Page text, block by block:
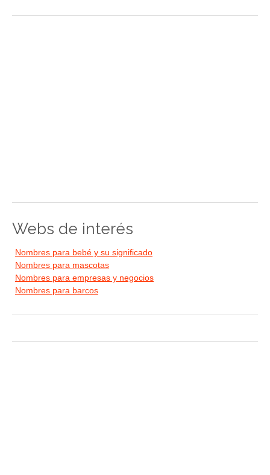
Webs de interés
Nombres para bebé y su significado
Nombres para mascotas
Nombres para empresas y negocios
Nombres para barcos